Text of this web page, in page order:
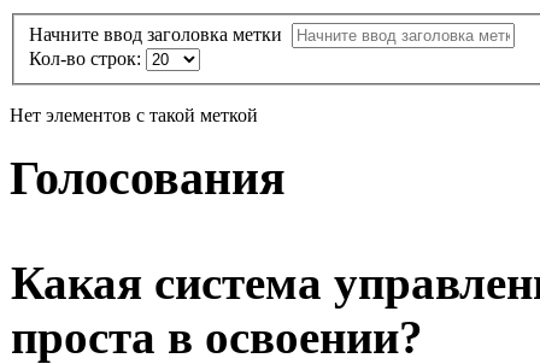
Начните ввод заголовка метки
Кол-во строк:
Нет элементов с такой меткой
Голосования
Какая система
проста в освоении?